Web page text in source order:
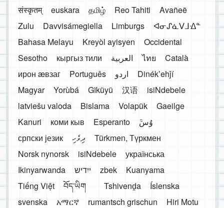
संस्कृतम्
euskara தமிழ் Reo Tahiti
Avañeẽ
Zulu
Davvisámegiella Limburgs
ᐊᓂᔑᓈᐯᒧᐎᓐ
Bahasa Melayu
Kreyòl ayisyen
Occidental
Sesotho
кыргыз тили العربية ไทย
Català
ирон æвзаг
Português اردو
Dinékʼehǰí
Magyar
Yorùbá Gĩkũyũ 汉语
isiNdebele
latviešu valoda
Bislama Volapük
Gaeilge
Kanuri
коми кыв Esperanto
َوُسَ
српски језик
ދިވެހި
Türkmen, Түркмен
Norsk nynorsk
isiNdebele
українська
Ikinyarwanda
ייִדיש zbek
Kuanyama
Tiếng Việt
བོད་ཡིག Tshivenḓa
Íslenska
svenska
አማርኛ rumantsch grischun
Hiri Motu